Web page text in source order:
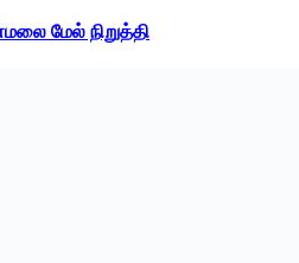
மேல் நிறுத்தி